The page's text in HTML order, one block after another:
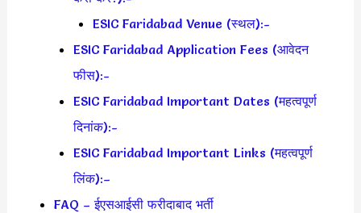
ESIC Faridabad Venue (स्थल):-
ESIC Faridabad Application Fees (आवेदन
फीस):-
ESIC Faridabad Important Dates (महत्वपूर्ण
दिनांक):-
ESIC Faridabad Important Links (महत्वपूर्ण
लिंक):–
FAQ – ईएसआईसी फरीदाबाद भर्ती